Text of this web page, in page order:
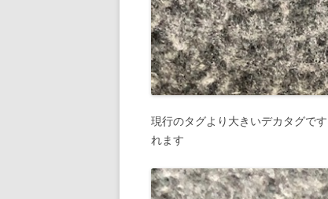
現行のタグより大きいデカタグで
れます